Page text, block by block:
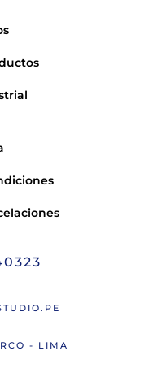
- LIMA